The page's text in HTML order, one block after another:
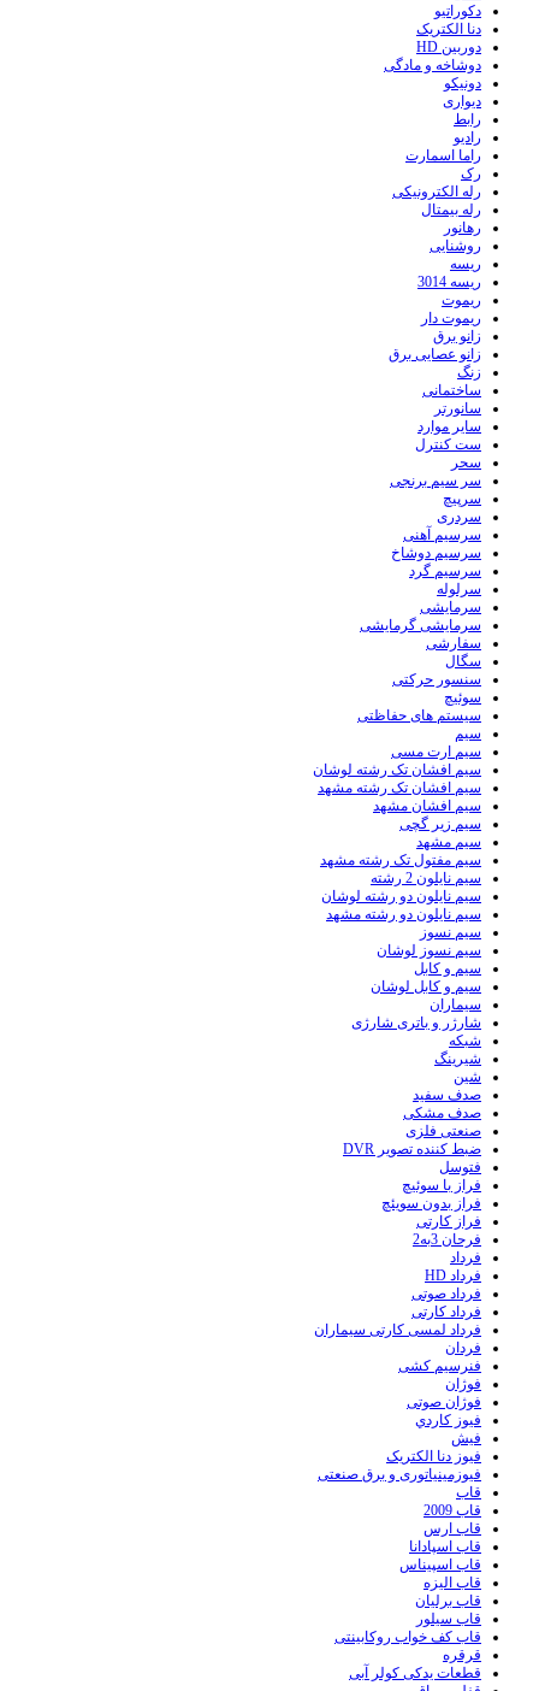
دکوراتیو
دنا الکتریک
دوربین HD
دوشاخه و مادگی
دونیکو
دیواری
رابط
رادیو
راما اسمارت
رک
رله الکترونیکی
رله بیمتال
رهانور
روشنایی
ریسه
ریسه 3014
ریموت
ریموت دار
زانو برق
زانو عصایی برق
زنگ
ساختمانی
سانورتر
سایر موارد
ست کنترل
سحر
سر سیم برنجی
سرپیچ
سردری
سرسیم آهنی
سرسیم دوشاخ
سرسیم گرد
سرلوله
سرمایشی
سرمایشی گرمایشی
سفارشی
سگال
سنسور حرکتی
سوئیچ
سیستم های حفاظتی
سیم
سیم ارت مسی
سیم افشان تک رشته لوشان
سیم افشان تک رشته مشهد
سیم افشان مشهد
سیم زیر گچی
سیم مشهد
سیم مفتول تک رشته مشهد
سیم نایلون 2 رشته
سیم نایلون دو رشته لوشان
سیم نایلون دو رشته مشهد
سیم نسوز
سیم نسوز لوشان
سیم و کابل
سیم و کابل لوشان
سیماران
شارژر و باتری شارژی
شبکه
شیرینگ
شین
صدف سفید
صدف مشکی
صنعتی فلزی
ضبط کننده تصویر DVR
فتوسل
فراز با سوئیچ
فراز بدون سویئچ
فراز کارتی
فرحان 3به2
فرداد
فرداد HD
فرداد صوتی
فرداد کارتی
فرداد لمسی کارتی سیماران
فردان
فنرسیم کشی
فوژان
فوژان صوتی
فيوز کاردي
فیش
فیوز دنا الکتریک
فیوزمینیاتوری و برق صنعتی
قاب
قاب 2009
قاب ارس
قاب اسپادانا
قاب اسپیناس
قاب الیزه
قاب برلیان
قاب سیلور
قاب کف خواب روکابینتی
قرقره
قطعات یدکی کولر آبی